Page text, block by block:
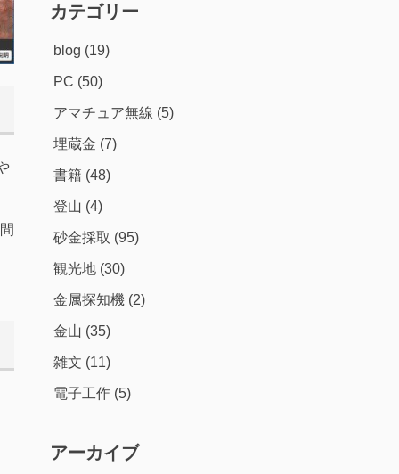
カテゴリー
blog (19)
PC (50)
アマチュア無線 (5)
埋蔵金 (7)
書籍 (48)
登山 (4)
砂金採取 (95)
観光地 (30)
金属探知機 (2)
金山 (35)
雑文 (11)
電子工作 (5)
アーカイブ